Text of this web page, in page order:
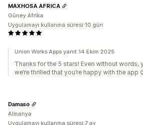
MAXHOSA AFRICA
Güney Afrika
Uygulamayı kullanma süresi:10 gün
Union Works Apps yanıt 14 Ekim 2025
Thanks for the 5 stars! Even without words,
we’re thrilled that you’re happy with the app
Damaso
Almanya
Uygulamayı kullanma süresi:7 ay